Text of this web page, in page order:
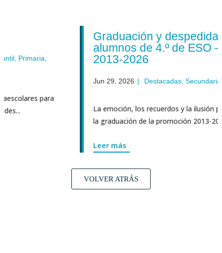
,
para
Graduación y despedida de los
alumnos de 4.º de ESO –
2013-2026
Jun 29, 2026 | Destacadas,Secundaria
La emoción, los recuerdos y la ilusión por el
la graduación de la promoción 2013-2026 de 4.º
Leer más
VOLVER ATRÁS